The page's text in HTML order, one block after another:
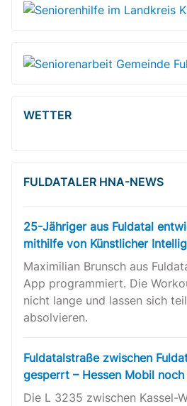
WETTER
FULDATALER HNA-NEWS
25-Jähriger aus Fuldatal
mithilfe von Künstlicher
Maximilian Brunsch aus
App programmiert. Die
nicht lange und lassen sich
absolvieren.
Fuldatalstraße zwischen
gesperrt – Hessen Mobil
Die L 3235 zwischen Kassel-